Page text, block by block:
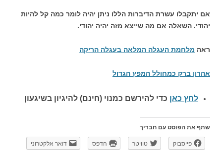
אם יתקבלו עשרת הדיברות הללו ניתן יהיה לומר כמה קל להיות
יהודי. השאלה אם מה שייצא מזה יהיה יהודי.
ראה מלחמת העגלה המלאה בעגלה הריקה
אהרון ברק כמחולל המפץ הגדול
לחץ כאן כדי להירשם כמנוי (חינם) להיגיון בשיגעון
שתף את הפוסט עם חבריך
פייסבוק טוויטר הדפס דואר אלקטרוני